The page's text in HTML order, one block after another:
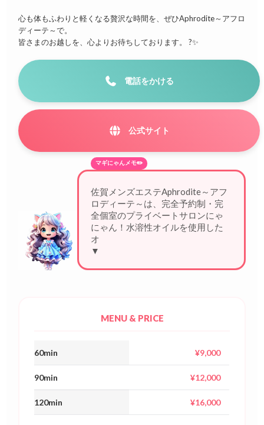
心も体もふわりと軽くなる贅沢な時間を、ぜひAphrodite～アフロ
ディーテ～で。
皆さまのお越しを、心よりお待ちしております。 ?✨
電話をかける
公式サイト
マギにゃんメモ✏️
佐賀メンズエステAphrodite～アフ
ロディーテ～は、完全予約制・完
全個室のプライベートサロンにゃ
にゃん！水溶性オイルを使用した
オールハンド施
▼
MENU & PRICE
60min ¥9,000
90min ¥12,000
120min ¥16,000